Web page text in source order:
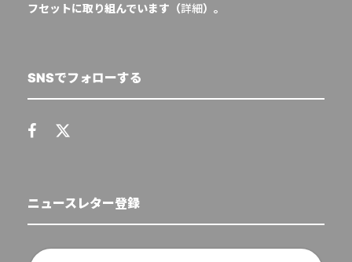
フセットに取り組んでいます（詳細）。
SNSでフォローする
ニュースレター登録